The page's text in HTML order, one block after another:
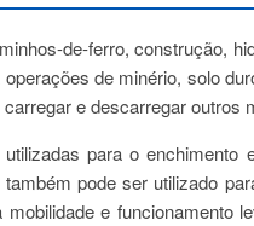
de-ferro, construção,
de minério, solo
e descarregar outros
para o
pode ser utilizado
e funcionamento